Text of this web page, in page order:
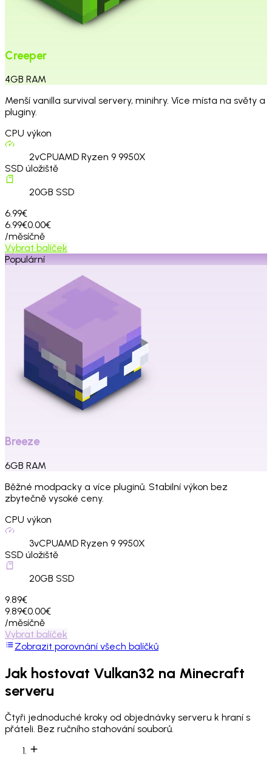
Creeper
4GB RAM
Menší vanilla survival servery, minihry. Více místa na světy a
pluginy.
CPU výkon
2vCPUAMD Ryzen 9 9950X
SSD úložiště
20GB SSD
6.99€
6.99€0.00€
/měsíčně
Vybrat balíček
Populární
Breeze
6GB RAM
Běžné modpacky a více pluginů. Stabilní výkon bez
zbytečně vysoké ceny.
CPU výkon
3vCPUAMD Ryzen 9 9950X
SSD úložiště
20GB SSD
9.89€
9.89€0.00€
/měsíčně
Vybrat balíček
Zobrazit porovnání všech balíčků
Jak hostovat Vulkan32 na Minecraft
serveru
Čtyři jednoduché kroky od objednávky serveru k hraní s
přáteli. Bez ručního stahování souborů.